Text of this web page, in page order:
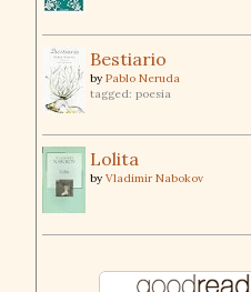
Bestiario
by Pablo Neruda
tagged: poesia
Lolita
by Vladimir Nabokov